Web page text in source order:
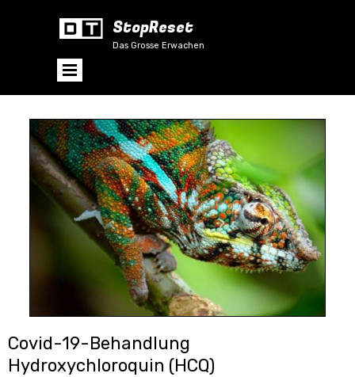
Das Grosse Erwachen
StopReset
Covid-19-Behandlung
Hydroxychloroquin (HCQ)